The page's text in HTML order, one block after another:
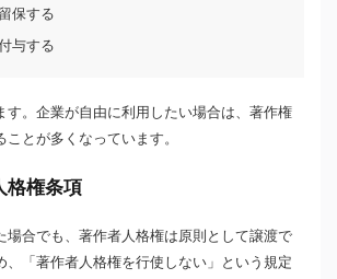
保する
与する
す。企業が自由に利用したい場合は、著作権
とが多くなっています。
格権条項
場合でも、著作者人格権は原則として譲渡で
、「著作者人格権を行使しない」という規定